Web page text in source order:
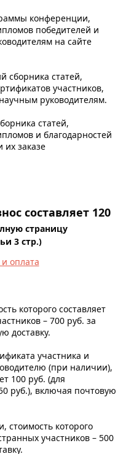
конференции,
победителей и
на сайте
сборника статей,
участников,
руководителям.
статей,
и благодарностей
заказе
составляет 120
страницу
3 стр.)
оплата
которого составляет
– 700 руб. за
доставку.
участника и
(при наличии),
100 руб. (для
руб.), включая почтовую
которого
участников – 500